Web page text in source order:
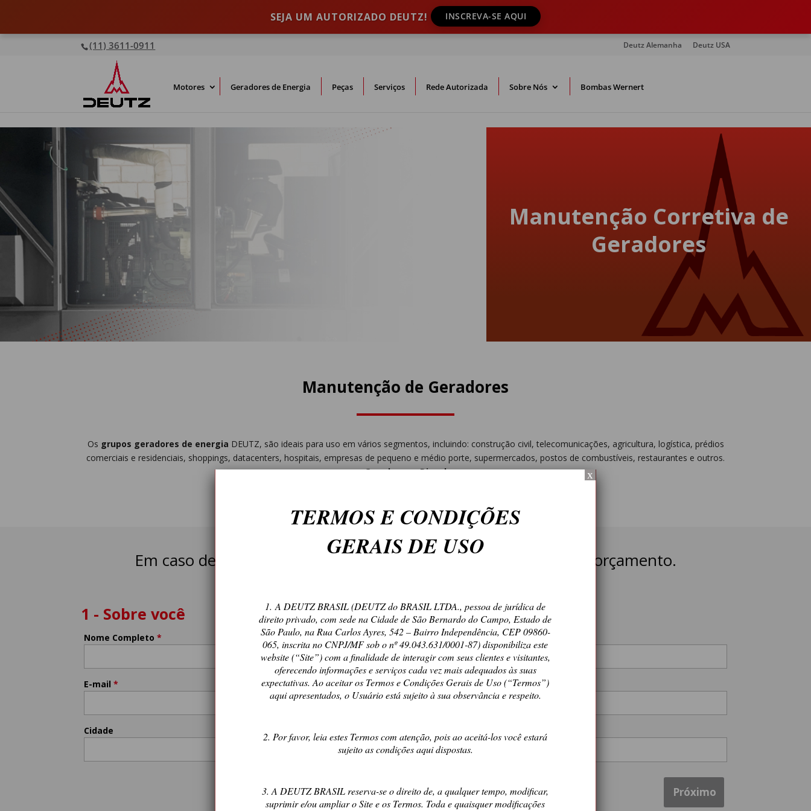
SEJA UM AUTORIZADO DEUTZ! INSCREVA-SE AQUI
(11) 3611-0911 Deutz Alemanha Deutz USA
Motores Geradores de Energia Peças Serviços Rede Autorizada Sobre Nós Bombas Wernert
Manutenção Corretiva de
Geradores
Manutenção de Geradores
Os grupos geradores de energia DEUTZ, são ideais para uso em vários segmentos, incluindo: construção civil, telecomunicações, agricultura, logística, prédios
comerciais e residenciais, shoppings, datacenters, hospitais, empresas de pequeno e médio porte, supermercados, postos de combustíveis, restaurantes e outros.
Geradores a Diesel
Em caso de dúvida preencha o formulário abaixo ou solicite um orçamento.
1 - Sobre você
Nome Completo*
E-mail*
Cidade
Telefone*
Empresa*
Próximo
TERMOS E CONDIÇÕES
GERAIS DE USO
1. A DEUTZ BRASIL (DEUTZ do BRASIL LTDA., pessoa de jurídica de
direito privado, com sede na Cidade de São Bernardo do Campo, Estado de
São Paulo, na Rua Carlos Ayres, 542 – Bairro Independência, CEP 09860-
065, inscrita no CNPJ/MF sob o nº 49.043.631/0001-87) disponibiliza este
website (“Site”) com a finalidade de interagir com seus clientes e visitantes,
oferecendo informações e serviços cada vez mais adequados às suas
expectativas. Ao aceitar os Termos e Condições Gerais de Uso (“Termos”)
aqui apresentados, o Usuário está sujeito à sua observância e respeito.
2. Por favor, leia estes Termos com atenção, pois ao aceitá-los você estará
sujeito as condições aqui dispostas.
3. A DEUTZ BRASIL reserva-se o direito de, a qualquer tempo, modificar,
suprimir e/ou ampliar o Site e os Termos. Toda e quaisquer modificações
x